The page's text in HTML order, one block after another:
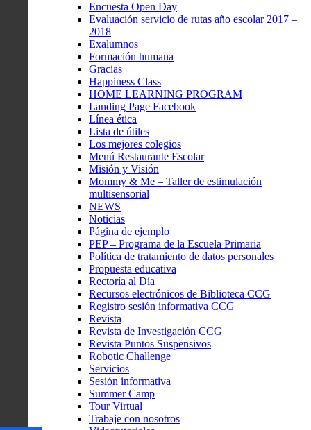
Encuesta Open Day
Evaluación servicio de rutas año escolar 2017 –
2018
Exalumnos
Formación humana
Gracias
Happiness Class
HOME LEARNING PROGRAM
Landing Page Facebook
Línea ética
Lista de útiles
Los mejores colegios
Menú Restaurante Escolar
Misión y Visión
Mommy & Me – Taller de estimulación
multisensorial
NEWS
Noticias
Página de ejemplo
PEP – Programa de la Escuela Primaria
Política de tratamiento de datos personales
Propuesta educativa
Rectoría al Día
Recursos electrónicos de Biblioteca CCG
Registro sesión informativa CCG
Revista
Revista de Investigación CCG
Revista Puntos Suspensivos
Robotic Challenge
Servicios
Sesión informativa
Summer Camp
Tour Virtual
Trabaje con nosotros